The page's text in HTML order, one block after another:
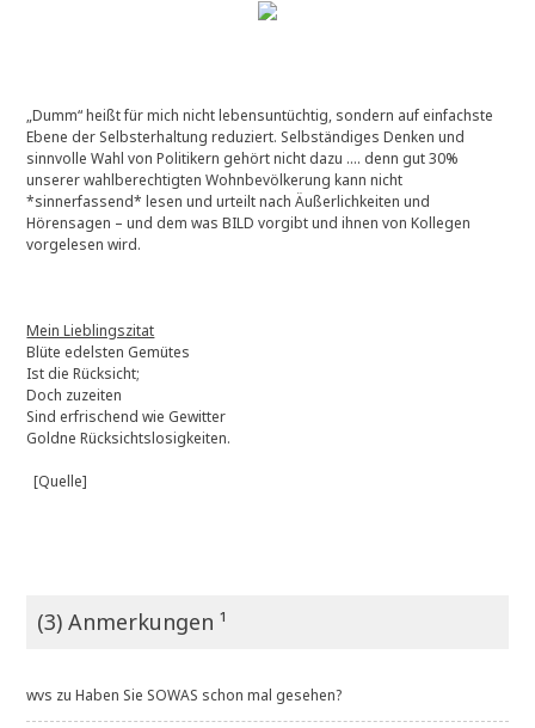
„Dumm“ heißt für mich nicht lebensuntüchtig, sondern auf einfachste
Ebene der Selbsterhaltung reduziert. Selbständiges Denken und
sinnvolle Wahl von Politikern gehört nicht dazu …. denn gut 30%
unserer wahlberechtigten Wohnbevölkerung kann nicht
*sinnerfassend* lesen und urteilt nach Äußerlichkeiten und
Hörensagen – und dem was BILD vorgibt und ihnen von Kollegen
vorgelesen wird.
Mein Lieblingszitat
Blüte edelsten Gemütes
Ist die Rücksicht;
Doch zuzeiten
Sind erfrischend wie Gewitter
Goldne Rücksichtslosigkeiten.
[Quelle]
(3) Anmerkungen ¹
wvs zuHaben Sie SOWAS schon mal gesehen?